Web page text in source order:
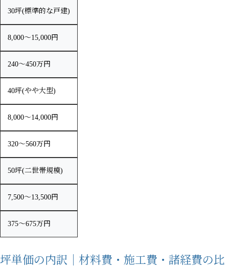
30坪(標準的な戸建)
8,000〜15,000円
240〜450万円
40坪(やや大型)
8,000〜14,000円
320〜560万円
50坪(二世帯規模)
7,500〜13,500円
375〜675万円
坪単価の内訳｜材料費・施工費・諸経費の比